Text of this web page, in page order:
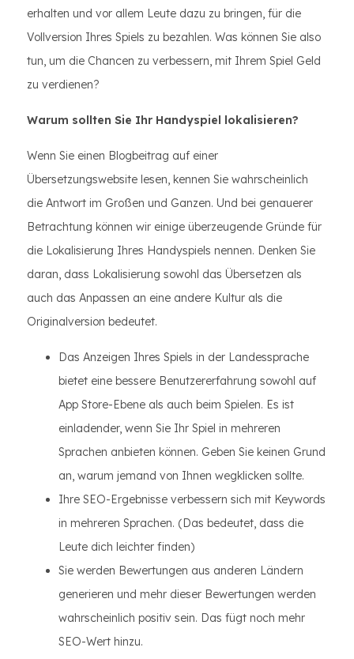
erhalten und vor allem Leute dazu zu bringen, für die
Vollversion Ihres Spiels zu bezahlen. Was können Sie also
tun, um die Chancen zu verbessern, mit Ihrem Spiel Geld
zu verdienen?
Warum sollten Sie Ihr Handyspiel lokalisieren?
Wenn Sie einen Blogbeitrag auf einer
Übersetzungswebsite lesen, kennen Sie wahrscheinlich
die Antwort im Großen und Ganzen. Und bei genauerer
Betrachtung können wir einige überzeugende Gründe für
die Lokalisierung Ihres Handyspiels nennen. Denken Sie
daran, dass Lokalisierung sowohl das Übersetzen als
auch das Anpassen an eine andere Kultur als die
Originalversion bedeutet.
Das Anzeigen Ihres Spiels in der Landessprache
bietet eine bessere Benutzererfahrung sowohl auf
App Store-Ebene als auch beim Spielen. Es ist
einladender, wenn Sie Ihr Spiel in mehreren
Sprachen anbieten können. Geben Sie keinen Grund
an, warum jemand von Ihnen wegklicken sollte.
Ihre SEO-Ergebnisse verbessern sich mit Keywords
in mehreren Sprachen. (Das bedeutet, dass die
Leute dich leichter finden)
Sie werden Bewertungen aus anderen Ländern
generieren und mehr dieser Bewertungen werden
wahrscheinlich positiv sein. Das fügt noch mehr
SEO-Wert hinzu.